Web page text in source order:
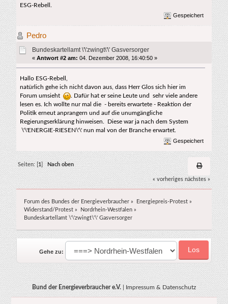
ESG-Rebell.
Gespeichert
Pedro
Bundeskartellamt \'\'zwingt\'\' Gasversorger
« Antwort #2 am: 04. Dezember 2008, 16:40:50 »
Hallo ESG-Rebell,
natürlich gehe ich nicht davon aus, dass Herr Glos sich hier im
Forum umsieht
. Dafür hat er seine Leute und sehr viele andere
lesen es. Ich wollte nur mal die - bereits erwartete - Reaktion der
Politik erneut anprangern und auf die unumgängliche
Regierungserklärung hinweisen. Diese war ja nach dem System
\'\'ENERGIE-RIESEN\'\' nun mal von der Branche erwartet.
Gespeichert
Seiten: [ 1 Nach oben
« vorheriges nächstes »
Forum des Bundes der Energieverbraucher » Energiepreis-Protest»
Widerstand/Protest » Nordrhein-Westfalen»
Bundeskartellamt \'\'zwingt\'\' Gasversorger
Gehe zu:
Bund der Energieverbraucher e.V. Impressum & Datenschutz